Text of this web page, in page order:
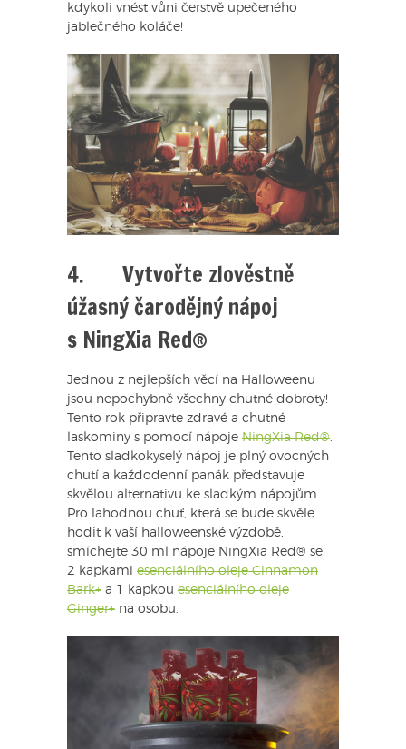
kdykoli vnést vůni čerstvě upečeného
jablečného koláče!
4. Vytvořte zlověstně
úžasný čarodějný nápoj
s NingXia Red®
Jednou z nejlepších věcí na Halloweenu
jsou nepochybně všechny chutné dobroty!
Tento rok připravte zdravé a chutné
laskominy s pomocí nápoje NingXia Red®.
Tento sladkokyselý nápoj je plný ovocných
chutí a každodenní panák představuje
skvělou alternativu ke sladkým nápojům.
Pro lahodnou chuť, která se bude skvěle
hodit k vaší halloweenské výzdobě,
smíchejte 30 ml nápoje NingXia Red® se
2 kapkami esenciálního oleje Cinnamon
Bark+ a 1 kapkou esenciálního oleje
Ginger+ na osobu.